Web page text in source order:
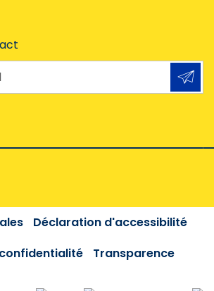
Déclaration d'accessibilité
Transparence